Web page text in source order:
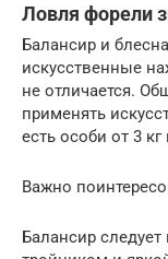
Ловля форели
Балансир и
искусственные
не отличается.
применять
есть особи от 3
Важно
Балансир